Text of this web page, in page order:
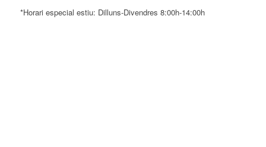
*Horari especial estiu: Dilluns-Divendres 8:00h-14:00h